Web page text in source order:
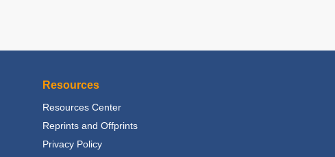
Resources
Resources Center
Reprints and Offprints
Privacy Policy